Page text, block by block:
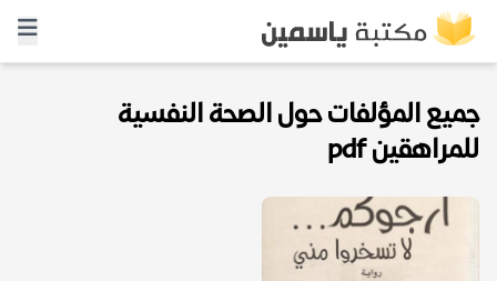
جميع المؤلفات حول الصحة النفسية
للمراهقين pdf